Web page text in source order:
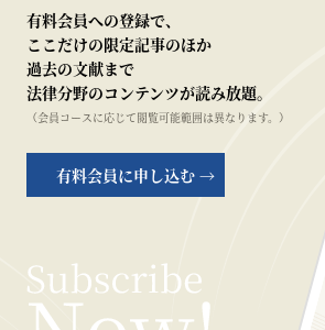
有料会員への登録で、
ここだけの限定記事のほか
過去の文献まで
法律分野のコンテンツが読み放題。
（会員コースに応じて閲覧可能範囲は異なります。）
有料会員に申し込む →